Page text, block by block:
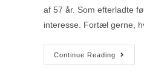
af 57 år. Som efterladte
interesse. Fortæl gerne,
Continue Reading